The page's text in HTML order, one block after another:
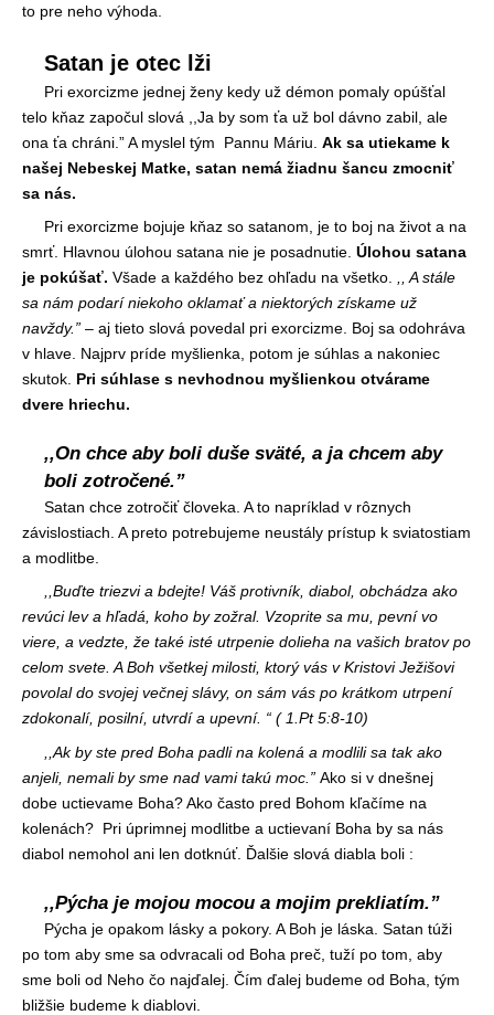
to pre neho výhoda.
Satan je otec lži
Pri exorcizme jednej ženy kedy už démon pomaly opúšťal
telo kňaz započul slová ,,Ja by som ťa už bol dávno zabil, ale
ona ťa chráni.” A myslel tým Pannu Máriu. Ak sa utiekame k
našej Nebeskej Matke, satan nemá žiadnu šancu zmocniť
sa nás.
Pri exorcizme bojuje kňaz so satanom, je to boj na život a na
smrť. Hlavnou úlohou satana nie je posadnutie. Úlohou satana
je pokúšať. Všade a každého bez ohľadu na všetko.
,, A stále
sa nám podarí niekoho oklamať a niektorých získame už
navždy.” – aj tieto slová povedal pri exorcizme. Boj sa odohráva
v hlave. Najprv príde myšlienka, potom je súhlas a nakoniec
skutok. Pri súhlase s nevhodnou myšlienkou otvárame
dvere hriechu.
,,On chce aby boli duše sväté, a ja chcem aby
boli zotročené.”
Satan chce zotročiť človeka. A to napríklad v rôznych
závislostiach. A preto potrebujeme neustály prístup k sviatostiam
a modlitbe.
,,Buďte triezvi a bdejte! Váš protivník, diabol, obchádza ako
revúci lev a hľadá, koho by zožral. Vzoprite sa mu, pevní vo
viere, a vedzte, že také isté utrpenie dolieha na vašich bratov po
celom svete. A Boh všetkej milosti, ktorý vás v Kristovi Ježišovi
povolal do svojej večnej slávy, on sám vás po krátkom utrpení
zdokonalí, posilní, utvrdí a upevní. “ ( 1.Pt 5:8-10)
,,Ak by ste pred Boha padli na kolená a modlili sa tak ako
anjeli, nemali by sme nad vami takú moc.” Ako si v dnešnej
dobe uctievame Boha? Ako často pred Bohom kľačíme na
kolenách? Pri úprimnej modlitbe a uctievaní Boha by sa nás
diabol nemohol ani len dotknúť. Ďalšie slová diabla boli :
,,Pýcha je mojou mocou a mojim prekliatím.”
Pýcha je opakom lásky a pokory. A Boh je láska. Satan túži
po tom aby sme sa odvracali od Boha preč, tuží po tom, aby
sme boli od Neho čo najďalej. Čím ďalej budeme od Boha, tým
bližšie budeme k diablovi.